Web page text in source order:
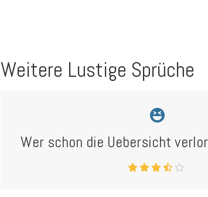
Weitere Lustige Sprüche
Wer schon die Uebersicht